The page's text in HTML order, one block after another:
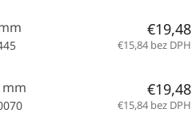
€19,48
€15,84 bez DPH
mm €19,48
€15,84 bez DPH